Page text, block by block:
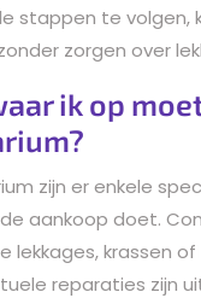
stappen te
zorgen over
ik op
zijn er enkele
aankoop doet.
krassen
reparaties zijn